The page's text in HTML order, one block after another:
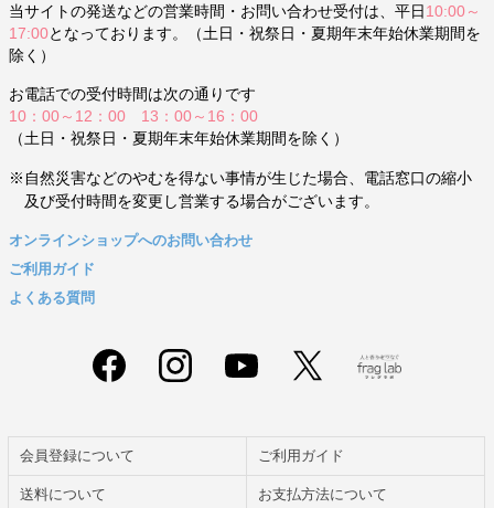
当サイトの発送などの営業時間・お問い合わせ受付は、平日 10:00～
17:00となっております。（土日・祝祭日・夏期年末年始休業期間を
除く）
お電話での受付時間は次の通りです
10：00～12：00 13：00～16：00
（土日・祝祭日・夏期年末年始休業期間を除く）
※自然災害などのやむを得ない事情が生じた場合、電話窓口の縮小
及び受付時間を変更し営業する場合がございます。
オンラインショップへのお問い合わせ
ご利用ガイド
よくある質問
会員登録について ご利用ガイド
送料について お支払方法について